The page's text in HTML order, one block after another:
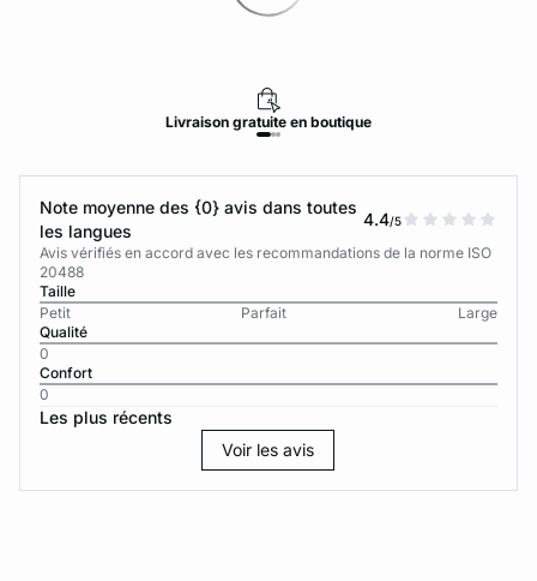
Livraison gratuite en boutique
Note moyenne des {0} avis dans toutes
les langues
4.4/5
Avis vérifiés en accord avec les recommandations de la norme ISO
20488
Taille
Petit
Parfait
Large
Qualité
0
Confort
0
Les plus récents
Voir les avis